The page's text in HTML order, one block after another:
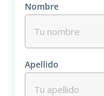
Nombre
Apellido